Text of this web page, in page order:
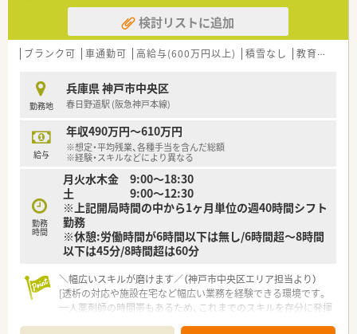
■医療や介護、福祉など5つの柱を事業の軸とし、地域社会の健
康を多角的に支える総合ヘルスケア企業です。
■在宅医療分野では20年以上の実績を誇り、個人宅から施設ま
で幅広く対応する豊富なノウハウがあります。
早く導入するなど、革新的な取り組みを続けています。
【想定される業務内容】
■主な業務は、調剤、監査、服薬指導となり、専門性の高い小児科
領域の処方箋に携わることが可能です！
■最新の完全自動散薬ロボットが導入されており、調剤業務の効
率化と安全性の向上が図られています。
■無菌調剤室を完備しているため、注射薬の混合調製など、より
高度な専門スキルを習得する機会があります♪
【こんな方にオススメ】
■高度医療を提供する小児科専門病院の門前で、専門性の高い知
識と技術を身につけたい方におすすめ！
時間を大切にしたい方に最適です。
■充実した教育制度と福利厚生が整った安定企業で、腰を据えて
長く働きたいと考えている方におすすめです♪
検討リストに追加
ブランク可 車通勤可 高給与(600万円以上) 積雪なし 教育制度あり
勤務地
兵庫県 神戸市中央区
春日野道駅 (阪急神戸本線)
給与
年収490万円～610万円
※想定・平均残業、各種手当を含んだ総額
※経験・スキルなどにより異なる
勤務
時間
月火水木金 9:00～18:30
土 9:00～12:30
※上記開局時間の中から1ヶ月単位の週40時間シフト
勤務
※休憩:労働時間が6時間以下は無し/6時間超～8時間
以下は45分/8時間超は60分
＼幅広いスキルが磨けます／（神戸市中央区エリア担当より）
[透析の対応や施設在宅など幅広い業務を経験できる環境です。
一人薬剤師の時間帯もあるため、これまでのスキルを存分に発揮